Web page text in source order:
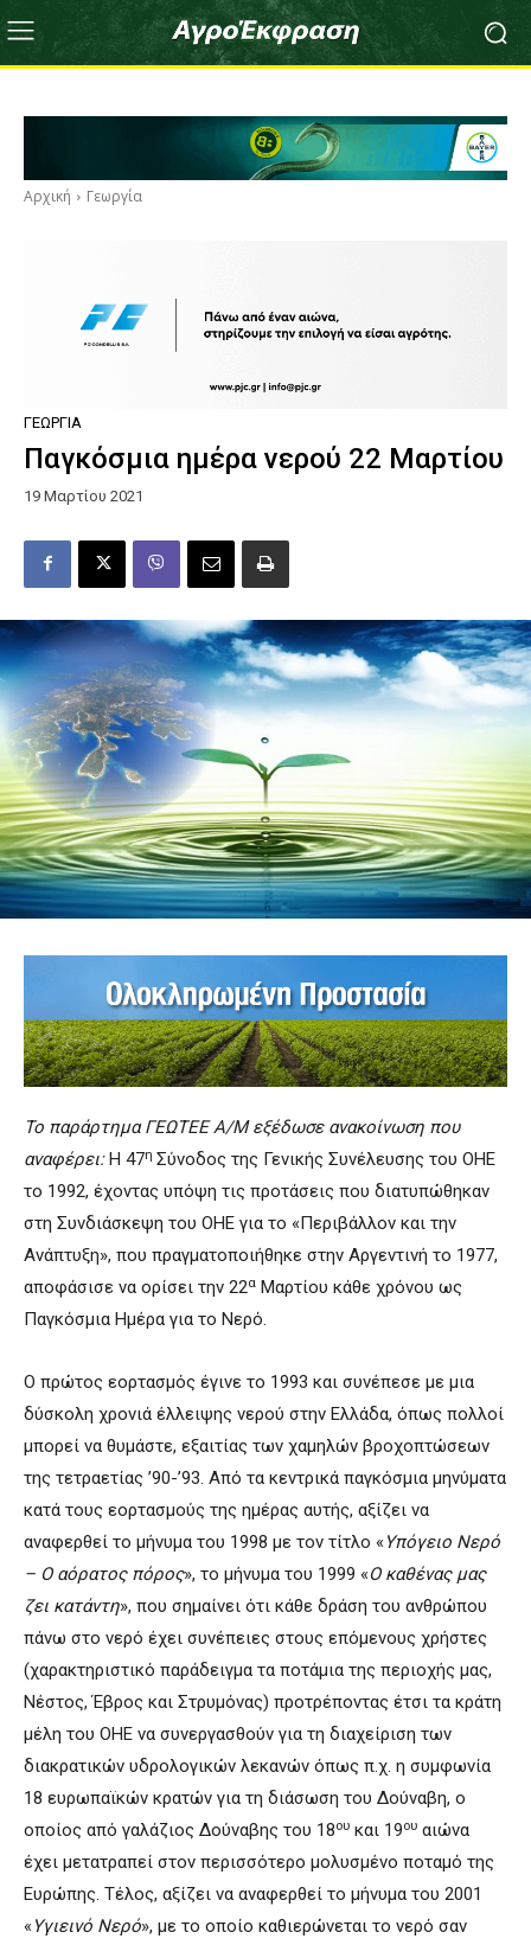
Αρχική Γεωργία
ΓΕΩΡΓΊΑ
Παγκόσμια ημέρα νερού 22 Μαρτίου
19 Μαρτίου 2021
Το παράρτημα ΓΕΩΤΕΕ Α/Μ εξέδωσε ανακοίνωση που
αναφέρει:Η 47η Σύνοδος της Γενικής Συνέλευσης του ΟΗΕ
το 1992, έχοντας υπόψη τις προτάσεις που διατυπώθηκαν
στη Συνδιάσκεψη του ΟΗΕ για το «Περιβάλλον και την
Ανάπτυξη», που πραγματοποιήθηκε στην Αργεντινή το 1977,
αποφάσισε να ορίσει την 22α Μαρτίου κάθε χρόνου ως
Παγκόσμια Ημέρα για το Νερό.
Ο πρώτος εορτασμός έγινε το 1993 και συνέπεσε με μια
δύσκολη χρονιά έλλειψης νερού στην Ελλάδα, όπως πολλοί
μπορεί να θυμάστε, εξαιτίας των χαμηλών βροχοπτώσεων
της τετραετίας ’90-’93. Από τα κεντρικά παγκόσμια μηνύματα
κατά τους εορτασμούς της ημέρας αυτής, αξίζει να
αναφερθεί το μήνυμα του 1998 με τον τίτλο « Υπόγειο Νερό
– Ο αόρατος πόρος», το μήνυμα του 1999 «Ο καθένας μας
ζει κατάντη», που σημαίνει ότι κάθε δράση του ανθρώπου
πάνω στο νερό έχει συνέπειες στους επόμενους χρήστες
(χαρακτηριστικό παράδειγμα τα ποτάμια της περιοχής μας,
Νέστος, Έβρος και Στρυμόνας) προτρέποντας έτσι τα κράτη
μέλη του ΟΗΕ να συνεργασθούν για τη διαχείριση των
διακρατικών υδρολογικών λεκανών όπως π.χ. η συμφωνία
18 ευρωπαϊκών κρατών για τη διάσωση του Δούναβη, ο
οποίος από γαλάζιος Δούναβης του 18ου και 19ου αιώνα
έχει μετατραπεί στον περισσότερο μολυσμένο ποταμό της
Ευρώπης. Τέλος, αξίζει να αναφερθεί το μήνυμα του 2001
« Υγιεινό Νερό», με το οποίο καθιερώνεται το νερό σαν